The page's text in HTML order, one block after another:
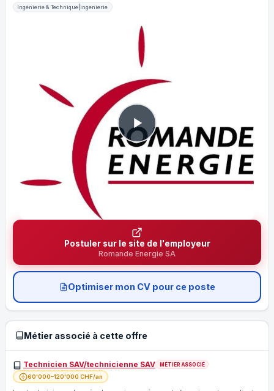
Ingénierie & Technique|ingenierie
Postuler sur le site de l'employeur
Romande Energie SA
Optimiser mon CV pour ce poste
Métier associé à cette offre
Technicien SAV/technicienne SAV MÉTIER ASSOCIÉ
60'000–120'000 CHF/an